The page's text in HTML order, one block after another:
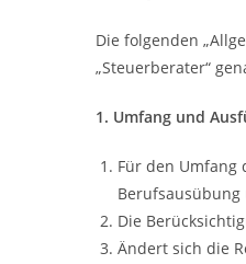
Die folgenden
„Steuerberater“
1. Umfang und
Für den
Die
Ändert sich die